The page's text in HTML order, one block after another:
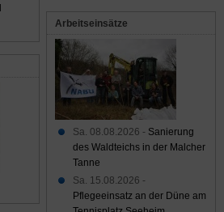
Arbeitseinsätze
Sa. 08.08.2026 - Sanierung
des Waldteichs in der Malcher
Tanne
Sa. 15.08.2026 -
Pflegeeinsatz an der Düne am